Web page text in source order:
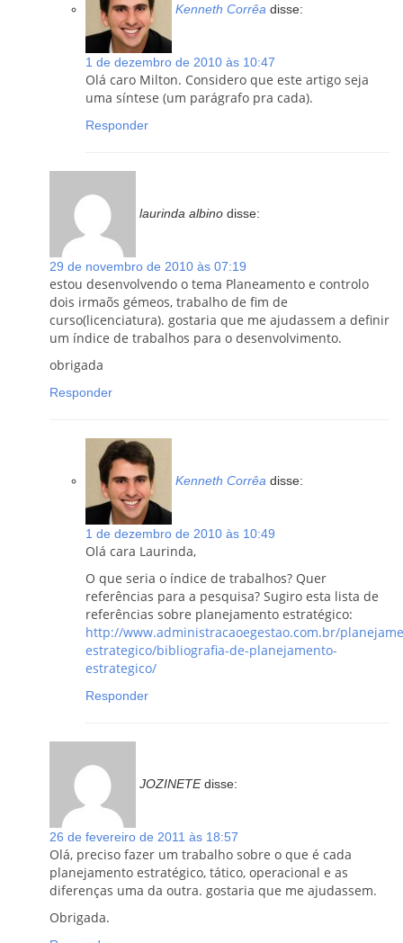
Kenneth Corrêa disse:
1 de dezembro de 2010 às 10:47
Olá caro Milton. Considero que este artigo seja
uma síntese (um parágrafo pra cada).
Responder
laurinda albino disse:
29 de novembro de 2010 às 07:19
estou desenvolvendo o tema Planeamento e controlo
dois irmaõs gémeos, trabalho de fim de
curso(licenciatura). gostaria que me ajudassem a definir
um índice de trabalhos para o desenvolvimento.
obrigada
Responder
Kenneth Corrêa disse:
1 de dezembro de 2010 às 10:49
Olá cara Laurinda,
O que seria o índice de trabalhos? Quer
referências para a pesquisa? Sugiro esta lista de
referências sobre planejamento estratégico:
http://www.administracaoegestao.com.br/
estrategico/bibliografia-de-planejamento-
estrategico/
Responder
JOZINETE disse:
26 de fevereiro de 2011 às 18:57
Olá, preciso fazer um trabalho sobre o que é cada
planejamento estratégico, tático, operacional e as
diferenças uma da outra. gostaria que me ajudassem.
Obrigada.